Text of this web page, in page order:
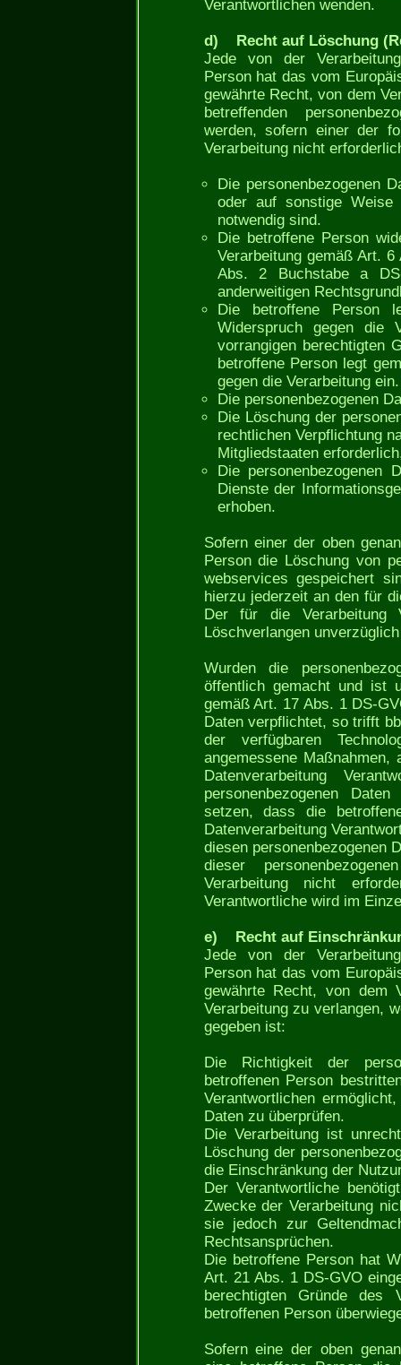
Verantwortlichen wenden.
d) Recht auf Löschung
Jede von der
Person hat das vom
gewährte Recht, von dem
betreffenden
werden, sofern einer der
Verarbeitung nicht
Die personenbezogenen
oder auf sonstige
notwendig sind.
Die betroffene Person
Verarbeitung gemäß Art.
Abs. 2 Buchstabe a
anderweitigen
Die betroffene Person
Widerspruch gegen die
vorrangigen berechtigten
betroffene Person legt
gegen die Verarbeitung ein.
Die personenbezogenen
Die Löschung der
rechtlichen Verpflichtung
Mitgliedstaaten
Die personenbezogenen
Dienste der
erhoben.
Sofern einer der oben
Person die Löschung von
webservices gespeichert
hierzu jederzeit an den für
Der für die Verarbeitung
Löschverlangen
Wurden die
öffentlich gemacht und ist
gemäß Art. 17 Abs. 1 DS-
Daten verpflichtet, so trifft
der verfügbaren
angemessene
Datenverarbeitung
personenbezogenen
setzen, dass die
Datenverarbeitung
diesen personenbezogenen
dieser
Verarbeitung nicht
Verantwortliche wird im
e) Recht auf
Jede von der
Person hat das vom
gewährte Recht, von dem
Verarbeitung zu verlangen,
gegeben ist:
Die Richtigkeit der
betroffenen Person
Verantwortlichen
Daten zu überprüfen.
Die Verarbeitung ist
Löschung der
die Einschränkung der
Der Verantwortliche
Zwecke der Verarbeitung
sie jedoch zur
Rechtsansprüchen.
Die betroffene Person hat
Art. 21 Abs. 1 DS-GVO
berechtigten Gründe des
betroffenen Person
Sofern eine der oben